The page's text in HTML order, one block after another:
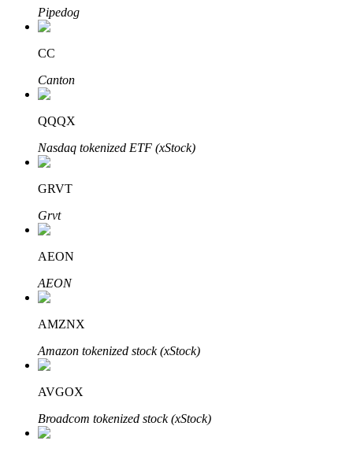
Raih keuntungan jangka panjang dan kepentingan fleksibel
Pelajari Staking
Pelajari tentang mendapatkan penghasilan pasif
Pipedog
CC
Canton
QQQX
Nasdaq tokenized ETF (xStock)
GRVT
Grvt
AEON
AEON
AMZNX
Amazon tokenized stock (xStock)
AVGOX
Broadcom tokenized stock (xStock)